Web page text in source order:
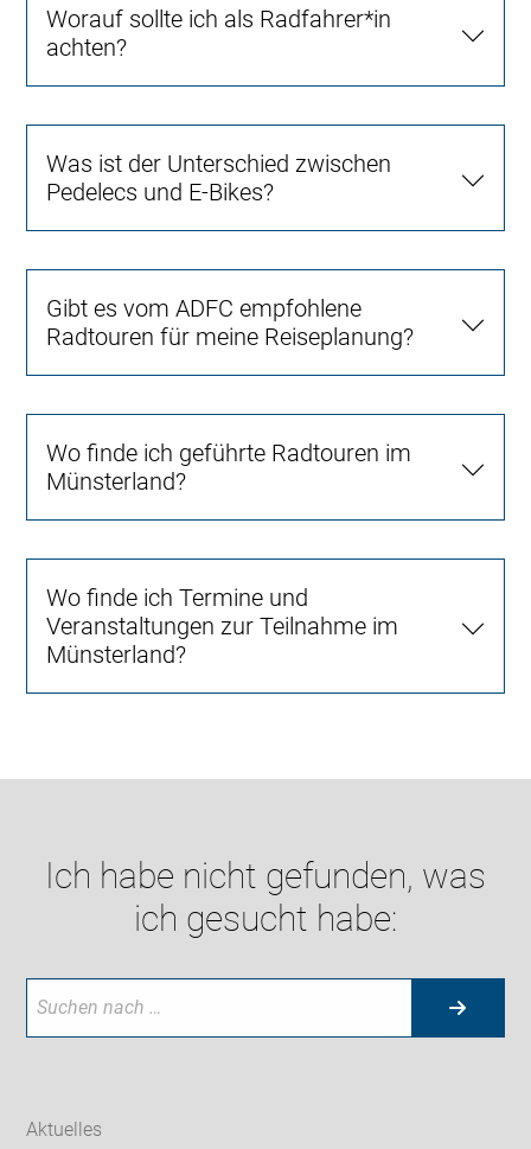
Worauf sollte ich als Radfahrer*in
achten?
Was ist der Unterschied zwischen
Pedelecs und E-Bikes?
Gibt es vom ADFC empfohlene
Radtouren für meine Reiseplanung?
Wo finde ich geführte Radtouren im
Münsterland?
Wo finde ich Termine und
Veranstaltungen zur Teilnahme im
Münsterland?
Ich habe nicht gefunden, was
ich gesucht habe:
Aktuelles